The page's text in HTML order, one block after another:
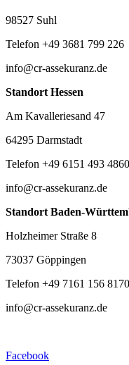
98527 Suhl
Telefon +49 3681 799 226
info@cr-assekuranz.de
Standort Hessen
Am Kavalleriesand 47
64295 Darmstadt
Telefon +49 6151 493 4860
info@cr-assekuranz.de
Standort Baden-
Holzheimer Straße 8
73037 Göppingen
Telefon +49 7161 156 8170
info@cr-assekuranz.de
Facebook